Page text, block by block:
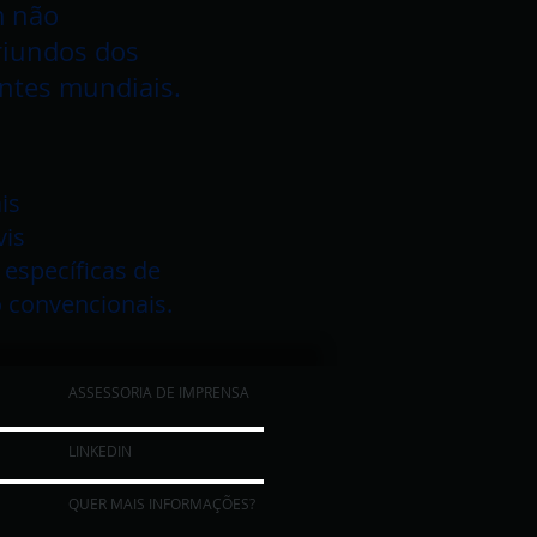
não
dos
mundiais.
de
convencionais.
ASSESSORIA DE IMPRENSA
LINKEDIN
QUER MAIS INFORMAÇÕES?